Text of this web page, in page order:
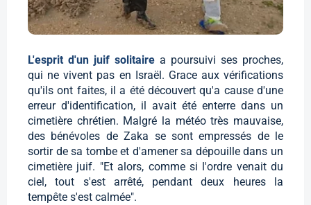
L'esprit d'un juif solitaire a poursuivi ses proches,
qui ne vivent pas en Israël. Grace aux vérifications
qu'ils ont faites, il a été découvert qu'a cause d'une
erreur d'identification, il avait été enterre dans un
cimetière chrétien. Malgré la météo très mauvaise,
des bénévoles de Zaka se sont empressés de le
sortir de sa tombe et d'amener sa dépouille dans un
cimetière juif. "Et alors, comme si l'ordre venait du
ciel, tout s'est arrêté, pendant deux heures la
tempête s'est calmée".